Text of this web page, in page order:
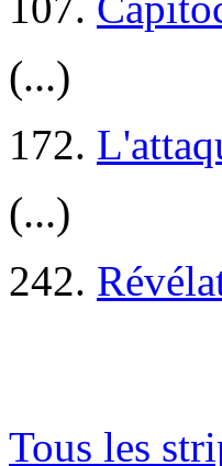
(...)
172.
(...)
242.
Tous les